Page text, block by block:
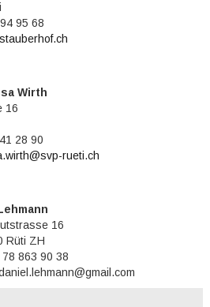
95 68
Wirth
16
28 90
rueti.ch
16
Rüti ZH
863 90 38